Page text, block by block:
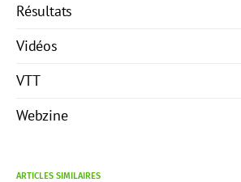
Résultats
Vidéos
VTT
Webzine
ARTICLES SIMILAIRES